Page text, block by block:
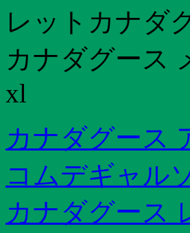
レットカナダ
カナダグース
xl
カナダグース
コムデギャル
カナダグース